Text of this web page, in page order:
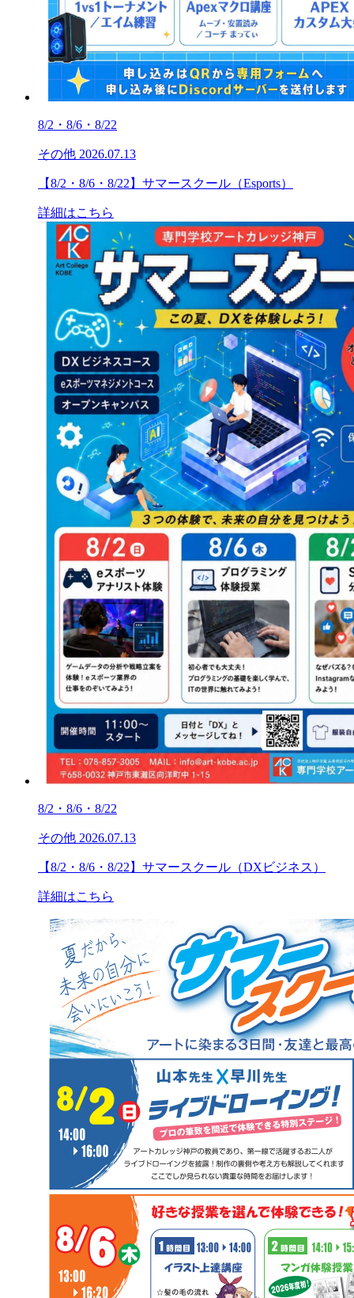
8/2・8/6・8/22
その他 2026.07.13
【8/2・8/6・8/22】サマースクール（Esports）
詳細はこちら
8/2・8/6・8/22
その他 2026.07.13
【8/2・8/6・8/22】サマースクール（DXビジネス）
詳細はこちら